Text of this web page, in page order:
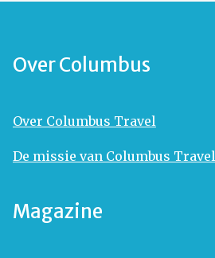
Over Columbus
Over Columbus Travel
De missie van Columbus Travel
Magazine